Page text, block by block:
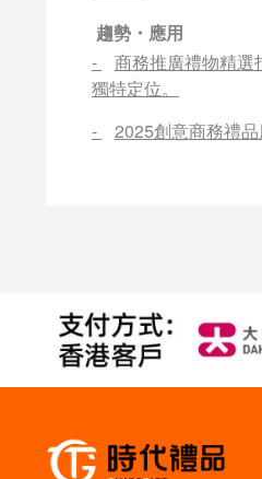
趨勢・應用
-
商務推廣禮物精選
獨特定位。
-
2025創意商務禮